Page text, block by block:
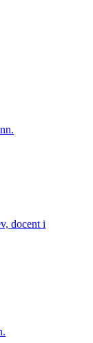
docent i